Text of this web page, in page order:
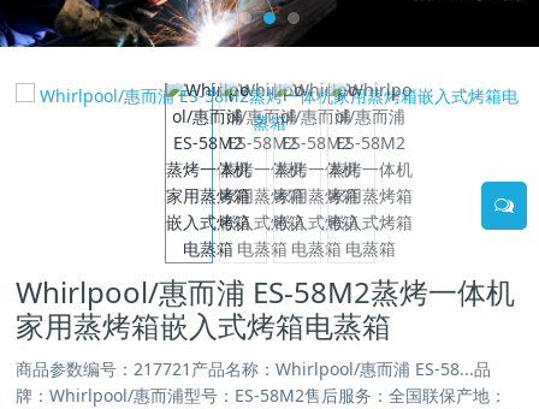
Whirlpool/惠而浦 ES-58M2蒸烤一体机
家用蒸烤箱嵌入式烤箱电蒸箱
商品参数编号：217721产品名称：Whirlpool/惠而浦 ES-58...品
牌：Whirlpool/惠而浦型号：ES-58M2售后服务：全国联保产地：